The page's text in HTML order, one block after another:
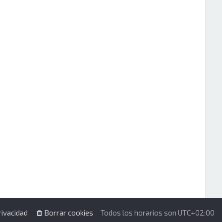
Todos los horarios son UTC+02:00
Borrar cookies